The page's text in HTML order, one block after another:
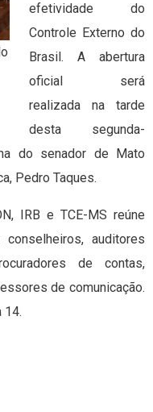
efetividade do
Controle Externo do
Brasil. A abertura
oficial será
realizada na tarde
desta segunda-
do senador de Mato
Pedro Taques.
IRB e TCE-MS reúne
auditores
de contas,
de comunicação.
14.